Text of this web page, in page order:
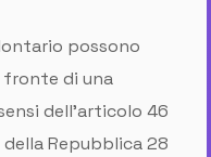
possono
fronte di una
dell'articolo 46
Repubblica 28